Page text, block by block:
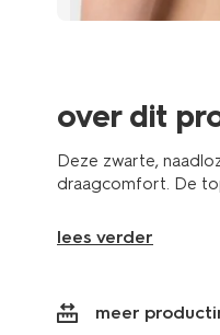
over dit
Deze zwarte,
draagcomfort. De
lees verder
meer